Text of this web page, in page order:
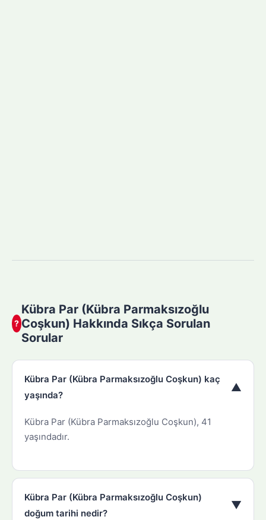
?
Kübra Par (Kübra Parmaksızoğlu
Coşkun) Hakkında Sıkça Sorulan
Sorular
Kübra Par (Kübra Parmaksızoğlu Coşkun) kaç
yaşında?
▼
Kübra Par (Kübra Parmaksızoğlu Coşkun), 41
yaşındadır.
Kübra Par (Kübra Parmaksızoğlu Coşkun)
doğum tarihi nedir?
▼